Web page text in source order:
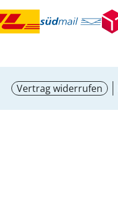
Vertrag widerrufen